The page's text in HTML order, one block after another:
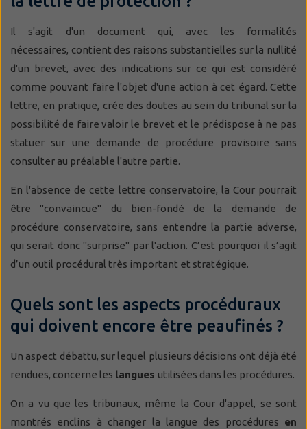
Il s'agit d'un document qui, avec les formalités
nécessaires, contient des raisons substantielles sur la nullité
d'un brevet, avec des indications sur ce qui est considéré
comme pouvant faire l'objet d'une action à cet égard. Cette
lettre, en pratique, crée des doutes au sein du tribunal sur la
possibilité de faire valoir le brevet et le prédispose à ne pas
statuer sur une demande de procédure provisoire sans
consulter au préalable l'autre partie.
En l'absence de cette lettre conservatoire, la Cour pourrait
être "convaincue" du bien-fondé de la demande de
procédure conservatoire, sans entendre la partie adverse,
qui serait donc "surprise" par l'action. C’est pourquoi il s’agit
d’un outil procédural très important et stratégique.
Quels sont les aspects procéduraux
qui doivent encore être peaufinés ?
Un aspect débattu, sur lequel plusieurs décisions ont déjà été
rendues, concerne les langues utilisées dans les procédures.
On a vu que les tribunaux, même la Cour d'appel, se sont
montrés enclins à changer la langue des procédures en